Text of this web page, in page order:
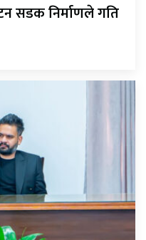
सडक निर्माणले गति